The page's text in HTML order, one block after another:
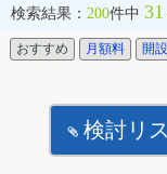
検索結果： 200件中 31
おすすめ 月額料 開
検討リ